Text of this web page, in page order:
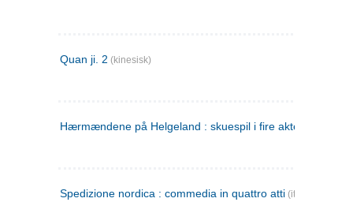
Quan ji. 2 (kinesisk)
Hærmændene på Helgeland : skuespil i fire akter
Spedizione nordica : commedia in quattro atti (italiensk)